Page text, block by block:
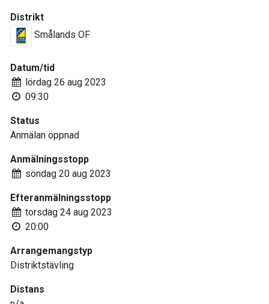
Distrikt
Smålands OF
Datum/tid
lördag 26 aug 2023
09:30
Status
Anmälan öppnad
Anmälningsstopp
söndag 20 aug 2023
Efteranmälningsstopp
torsdag 24 aug 2023
20:00
Arrangemangstyp
Distriktstävling
Distans